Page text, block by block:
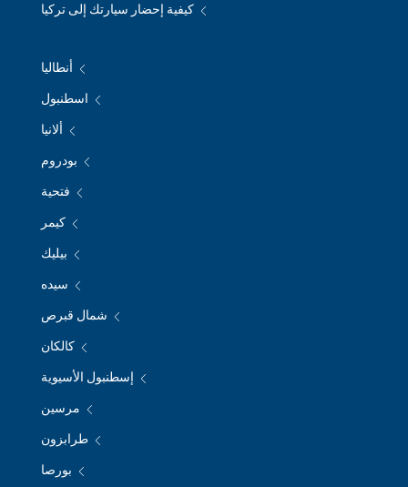
كيفية إحضار سيارتك إلى تركيا
أنطاليا
اسطنبول
ألانيا
بودروم
فتحية
كيمر
بيليك
سيده
شمال قبرص
كالكان
إسطنبول الأسيوية
مرسين
طرابزون
بورصا